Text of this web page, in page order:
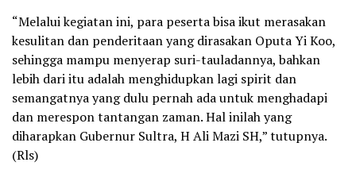
“Melalui kegiatan ini, para peserta bisa ikut merasakan
kesulitan dan penderitaan yang dirasakan Oputa Yi Koo,
sehingga mampu menyerap suri-tauladannya, bahkan
lebih dari itu adalah menghidupkan lagi spirit dan
semangatnya yang dulu pernah ada untuk menghadapi
dan merespon tantangan zaman. Hal inilah yang
diharapkan Gubernur Sultra, H Ali Mazi SH,” tutupnya.
(Rls)